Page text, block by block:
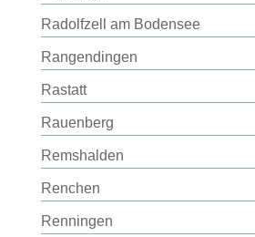
Radolfzell am Bodensee
Rangendingen
Rastatt
Rauenberg
Remshalden
Renchen
Renningen